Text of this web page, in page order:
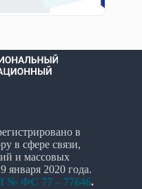
в
в сфере связи,
и массовых
января 2020 года.
№ ФС 77 – 77646.